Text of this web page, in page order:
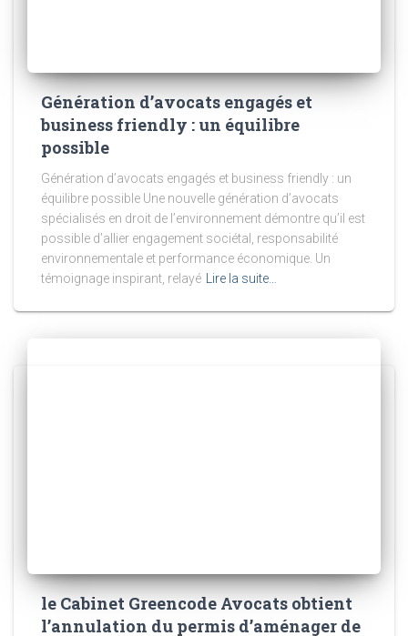
Génération d’avocats engagés et
business friendly : un équilibre
possible
Génération d’avocats engagés et business friendly : un
équilibre possible Une nouvelle génération d’avocats
spécialisés en droit de l’environnement démontre qu’il est
possible d’allier engagement sociétal, responsabilité
environnementale et performance économique. Un
témoignage inspirant, relayé Lire la suite…
le Cabinet Greencode Avocats obtient
l’annulation du permis d’aménager de